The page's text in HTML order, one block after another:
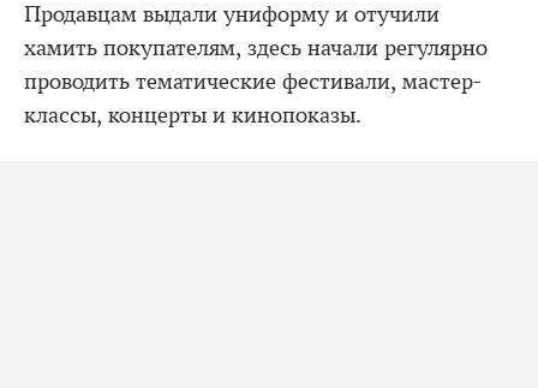
Продавцам выдали униформу и отучили
хамить покупателям, здесь начали регулярно
проводить тематические фестивали, мастер-
классы, концерты и кинопоказы.